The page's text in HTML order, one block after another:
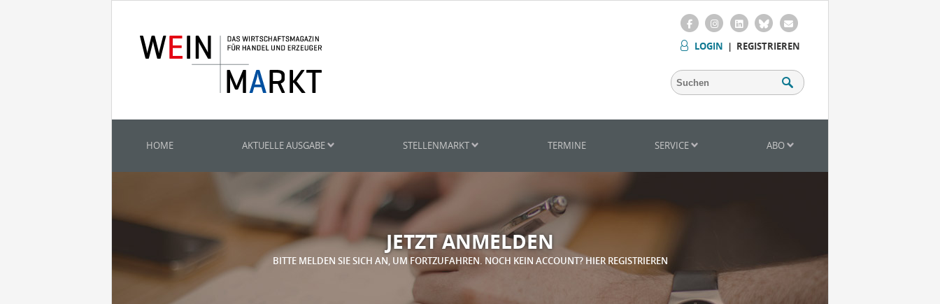
LOGIN | REGISTRIEREN
HOME AKTUELLE AUSGABE STELLENMARKT TERMINE SERVICE ABO
JETZT ANMELDEN
BITTE MELDEN SIE SICH AN, UM FORTZUFAHREN. NOCH KEIN ACCOUNT? HIER REGISTRIEREN